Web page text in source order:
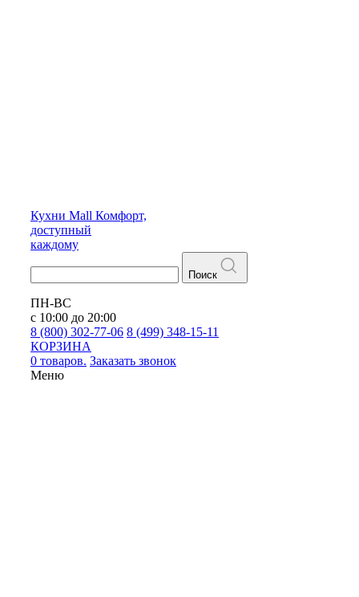
Кухни Mall Комфорт,
доступный
каждому
Поиск
ПН-ВС
с 10:00 до 20:00
8 (800) 302-77-06 8 (499) 348-15-11
КОРЗИНА
0 товаров. Заказать звонок
Меню